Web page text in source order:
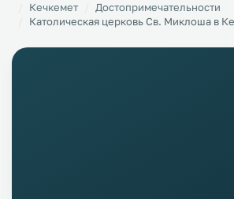
Кечкемет
Достопримечательности
Католическая церковь Св. Миклоша в